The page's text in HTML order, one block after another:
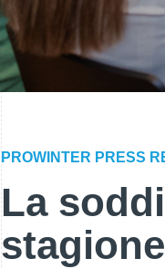
PROWINTER PRESS
La